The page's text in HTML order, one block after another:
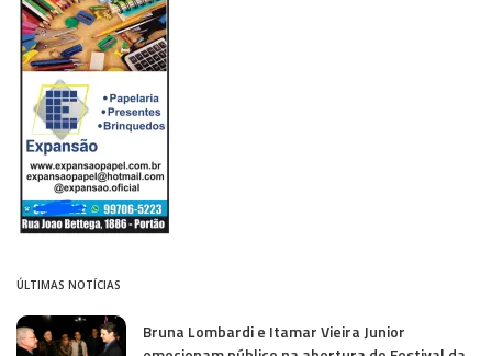
ÚLTIMAS NOTÍCIAS
Bruna Lombardi e Itamar Vieira Junior